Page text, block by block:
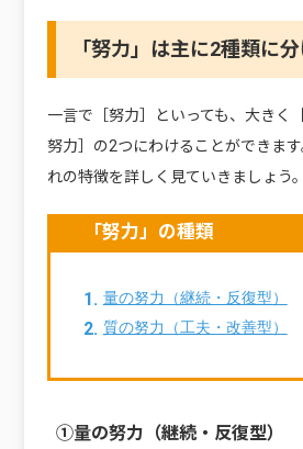
「努力」は主に2種類に分
一言で［努力］といっても、大きく
努力］の2つにわけることができま
れの特徴を詳しく見ていきましょう。
「努力」の種類
量の努力（継続・反復型）
質の努力（工夫・改善型）
①量の努力（継続・反復型）